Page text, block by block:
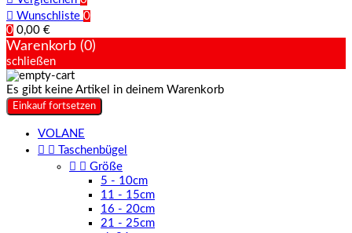
 Wunschliste 0
0 0,00 €
Warenkorb (0)
schließen
Es gibt keine Artikel in deinem Warenkorb
Einkauf fortsetzen
VOLANE
 
Taschenbügel
  Größe
5 - 10cm
11 - 15cm
16 - 20cm
21 - 25cm